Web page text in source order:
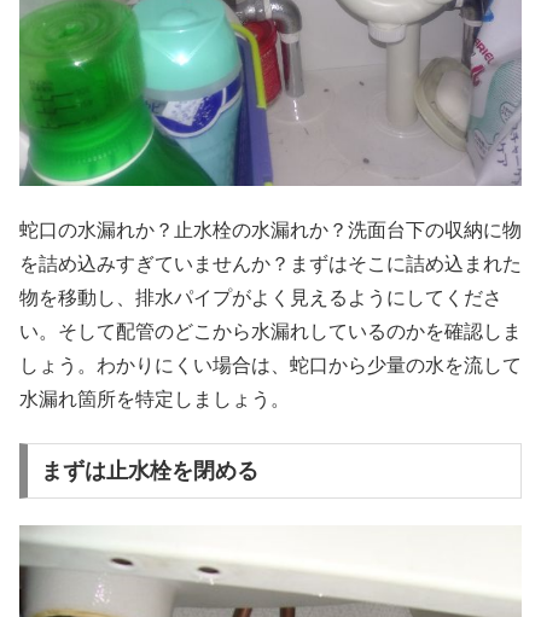
蛇口の水漏れか？止水栓の水漏れか？洗面台下の収納に物
を詰め込みすぎていませんか？まずはそこに詰め込まれた
物を移動し、排水パイプがよく見えるようにしてくださ
い。そして配管のどこから水漏れしているのかを確認しま
しょう。わかりにくい場合は、蛇口から少量の水を流して
水漏れ箇所を特定しましょう。
まずは止水栓を閉める